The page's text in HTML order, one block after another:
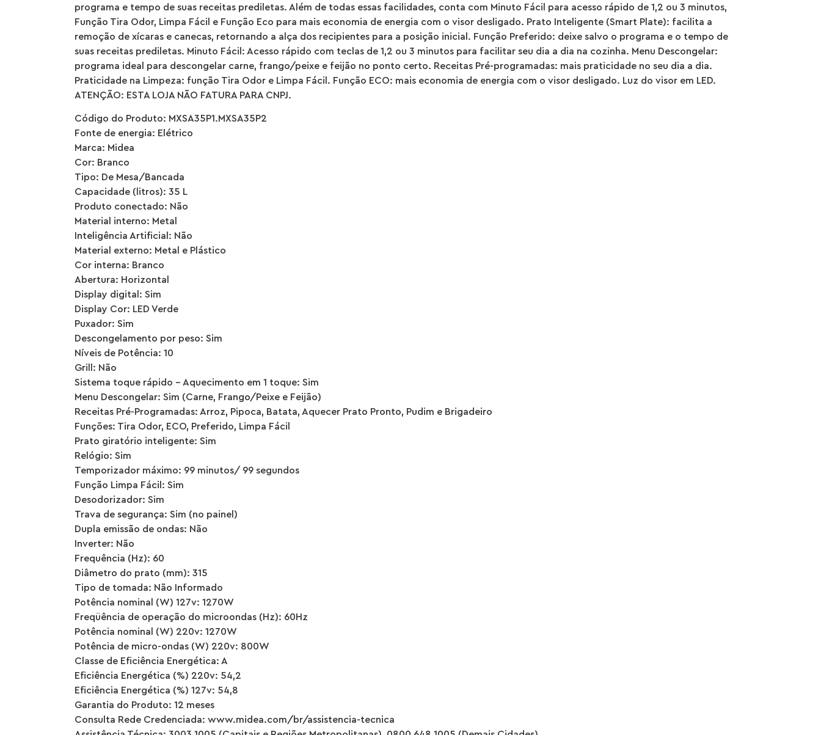
programa e tempo de suas receitas prediletas. Além de todas essas facilidades, conta com Minuto Fácil para acesso rápido de 1,2 ou 3 minutos,
Função Tira Odor, Limpa Fácil e Função Eco para mais economia de energia com o visor desligado. Prato Inteligente (Smart Plate): facilita a
remoção de xícaras e canecas, retornando a alça dos recipientes para a posição inicial. Função Preferido: deixe salvo o programa e o tempo de
suas receitas prediletas. Minuto Fácil: Acesso rápido com teclas de 1,2 ou 3 minutos para facilitar seu dia a dia na cozinha. Menu Descongelar:
programa ideal para descongelar carne, frango/peixe e feijão no ponto certo. Receitas Pré-programadas: mais praticidade no seu dia a dia.
Praticidade na Limpeza: função Tira Odor e Limpa Fácil. Função ECO: mais economia de energia com o visor desligado. Luz do visor em LED.
ATENÇÃO: ESTA LOJA NÃO FATURA PARA CNPJ.
Código do Produto: MXSA35P1.MXSA35P2
Fonte de energia: Elétrico
Marca: Midea
Cor: Branco
Tipo: De Mesa/Bancada
Capacidade (litros): 35 L
Produto conectado: Não
Material interno: Metal
Inteligência Artificial: Não
Material externo: Metal e Plástico
Cor interna: Branco
Abertura: Horizontal
Display digital: Sim
Display Cor: LED Verde
Puxador: Sim
Descongelamento por peso: Sim
Níveis de Potência: 10
Grill: Não
Sistema toque rápido – Aquecimento em 1 toque: Sim
Menu Descongelar: Sim (Carne, Frango/Peixe e Feijão)
Receitas Pré-Programadas: Arroz, Pipoca, Batata, Aquecer Prato Pronto, Pudim e Brigadeiro
Funções: Tira Odor, ECO, Preferido, Limpa Fácil
Prato giratório inteligente: Sim
Relógio: Sim
Temporizador máximo: 99 minutos/ 99 segundos
Função Limpa Fácil: Sim
Desodorizador: Sim
Trava de segurança: Sim (no painel)
Dupla emissão de ondas: Não
Inverter: Não
Frequência (Hz): 60
Diâmetro do prato (mm): 315
Tipo de tomada: Não Informado
Potência nominal (W) 127v: 1270W
Freqüência de operação do microondas (Hz): 60Hz
Potência nominal (W) 220v: 1270W
Potência de micro-ondas (W) 220v: 800W
Classe de Eficiência Energética: A
Eficiência Energética (%) 220v: 54,2
Eficiência Energética (%) 127v: 54,8
Garantia do Produto: 12 meses
Consulta Rede Credenciada: www.midea.com/br/assistencia-tecnica